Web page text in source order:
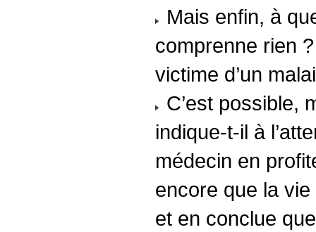
Mais enfin, à
comprenne rien
victime d’un
C’est possible,
indique-t-il à
médecin en
encore que la
et en conclue